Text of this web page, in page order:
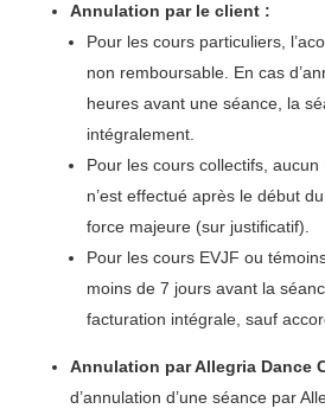
Annulation par le client :
Pour les cours particuliers,
non remboursable. En cas
heures avant une séance, la
intégralement.
Pour les cours collectifs,
n’est effectué après le début
force majeure (sur justificatif).
Pour les cours EVJF ou
moins de 7 jours avant la
facturation intégrale, sauf
Annulation par Allegria Dance
d’annulation d’une séance par